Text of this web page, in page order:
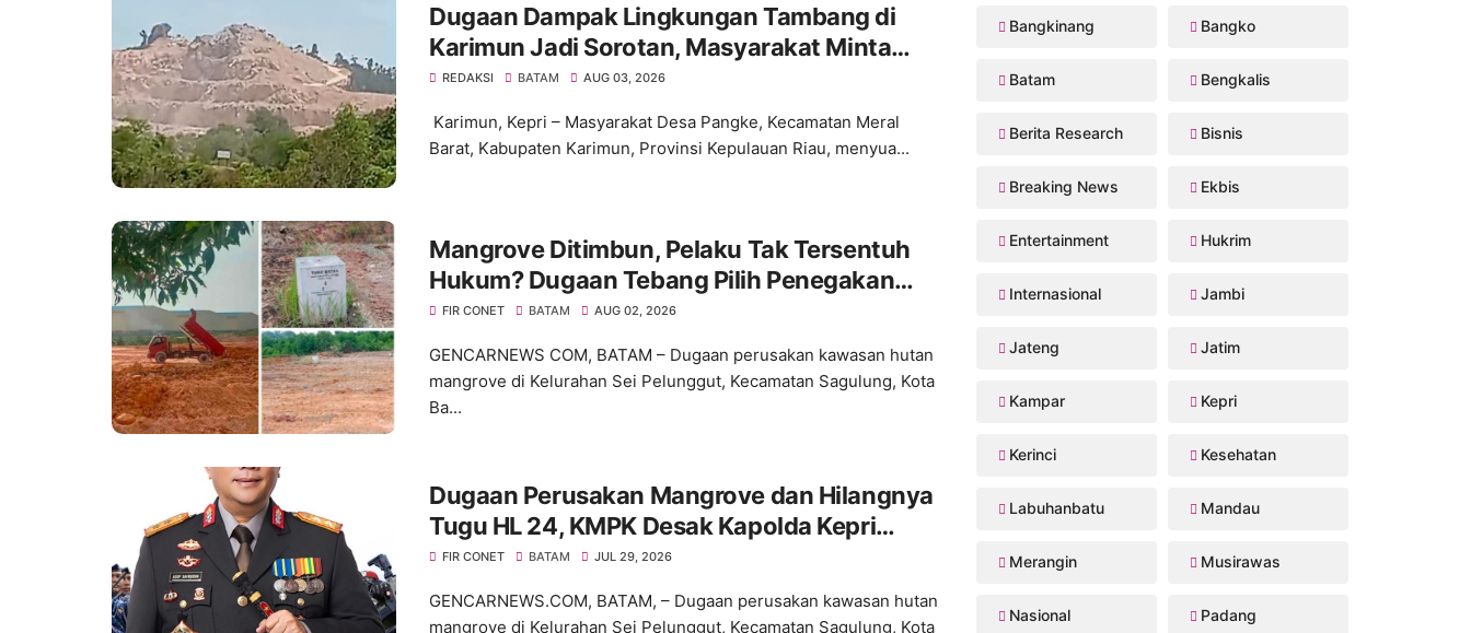
Dugaan Dampak Lingkungan Tambang di
Karimun Jadi Sorotan, Masyarakat Minta
Evaluasi AMDAL
REDAKSI BATAM AUG 03, 2026
Karimun, Kepri – Masyarakat Desa Pangke, Kecamatan Meral
Barat, Kabupaten Karimun, Provinsi Kepulauan Riau, menyua...
Mangrove Ditimbun, Pelaku Tak Tersentuh
Hukum? Dugaan Tebang Pilih Penegakan
Hukum di Batam Disorot
FIR CONET BATAM AUG 02, 2026
GENCARNEWS COM, BATAM – Dugaan perusakan kawasan hutan
mangrove di Kelurahan Sei Pelunggut, Kecamatan Sagulung, Kota
Ba...
Dugaan Perusakan Mangrove dan Hilangnya
Tugu HL 24, KMPK Desak Kapolda Kepri
Bertindak
FIR CONET BATAM JUL 29, 2026
GENCARNEWS.COM, BATAM, – Dugaan perusakan kawasan hutan
mangrove di Kelurahan Sei Pelunggut, Kecamatan Sagulung, Kota
Bangkinang Bangko
Batam Bengkalis
Berita Research Bisnis
Breaking News Ekbis
Entertainment Hukrim
Internasional Jambi
Jateng Jatim
Kampar Kepri
Kerinci Kesehatan
Labuhanbatu Mandau
Merangin Musirawas
Nasional Padang